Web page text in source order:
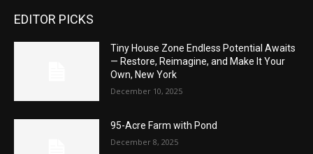
EDITOR PICKS
Tiny House Zone Endless Potential Awaits
— Restore, Reimagine, and Make It Your
Own, New York
December 10, 2025
95-Acre Farm with Pond
December 8, 2025